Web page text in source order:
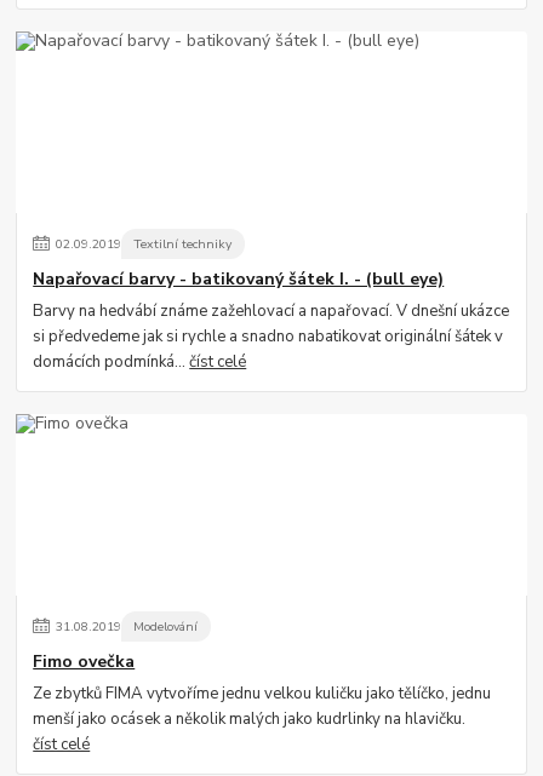
02.09.2019 Textilní techniky
Napařovací barvy - batikovaný šátek I. - (bull eye)
Barvy na hedvábí známe zažehlovací a napařovací. V dnešní ukázce
si předvedeme jak si rychle a snadno nabatikovat originální šátek v
domácích podmínká...číst celé
31.08.2019 Modelování
Fimo ovečka
Ze zbytků FIMA vytvoříme jednu velkou kuličku jako tělíčko, jednu
menší jako ocásek a několik malých jako kudrlinky na hlavičku.
číst celé